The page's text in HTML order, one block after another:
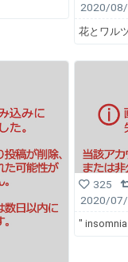
2020/
花とワル
325
2020/
"